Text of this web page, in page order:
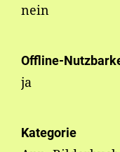
nein
Offline-
ja
Kategorie